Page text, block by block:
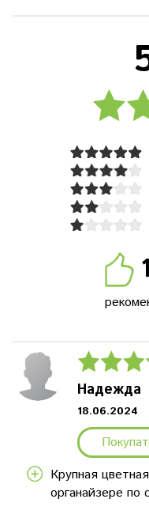
Надежда
18.06.2024
Крупная
органайзере по